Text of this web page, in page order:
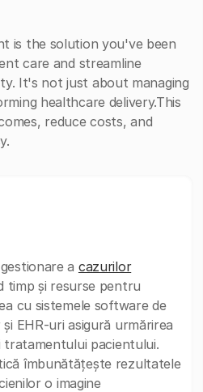
is the solution you've been
care and streamline
It's not just about managing
healthcare delivery.This
reduce costs, and
a cazurilor
timp și resurse pentru
cu sistemele software de
EHR-uri asigură urmărirea
pacientului.
îmbunătățește rezultatele
o imagine